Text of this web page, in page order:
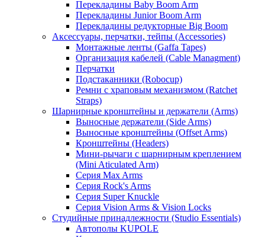
Перекладины Baby Boom Arm
Перекладины Junior Boom Arm
Перекладины редукторные Big Boom
Аксессуары, перчатки, тейпы (Accessories)
Монтажные ленты (Gaffa Tapes)
Организация кабелей (Cable Managment)
Перчатки
Подстаканники (Robocup)
Ремни с храповым механизмом (Ratchet
Straps)
Шарнирные кронштейны и держатели (Arms)
Выносные держатели (Side Arms)
Выносные кронштейны (Offset Arms)
Кронштейны (Headers)
Мини-рычаги с шарнирным креплением
(Mini Aticulated Arm)
Серия Max Arms
Серия Rock's Arms
Серия Super Knuckle
Серия Vision Arms & Vision Locks
Студийные принадлежности (Studio Essentials)
Автополы KUPOLE